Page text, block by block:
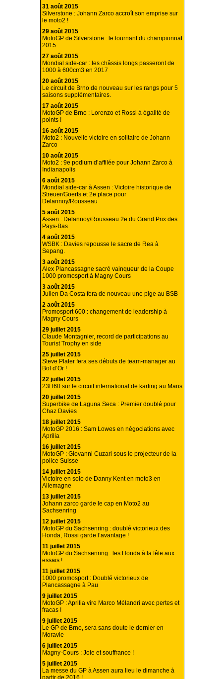
31 août 2015
Silverstone : Johann Zarco accroît son emprise sur
le moto2 !
29 août 2015
MotoGP de Silverstone : le tournant du championnat
2015
27 août 2015
Mondial side-car : les châssis longs passeront de
1000 à 600cm3 en 2017
20 août 2015
Le circuit de Brno de nouveau sur les rangs pour 5
saisons supplémentaires.
17 août 2015
MotoGP de Brno : Lorenzo et Rossi à égalité de
points !
16 août 2015
Moto2 : Nouvelle victoire en solitaire de Johann
Zarco
10 août 2015
Moto2 : 9e podium d’affilée pour Johann Zarco à
Indianapolis
6 août 2015
Mondial side-car à Assen : Victoire historique de
Streuer/Goerts et 2e place pour
Delannoy/Rousseau
5 août 2015
Assen : Delannoy/Rousseau 2e du Grand Prix des
Pays-Bas
4 août 2015
WSBK : Davies repousse le sacre de Rea à
Sepang.
3 août 2015
Alex Plancassagne sacré vainqueur de la Coupe
1000 promosport à Magny Cours
3 août 2015
Julien Da Costa fera de nouveau une pige au BSB
2 août 2015
Promosport 600 : changement de leadership à
Magny Cours
29 juillet 2015
Claude Montagnier, record de participations au
Tourist Trophy en side
25 juillet 2015
Steve Plater fera ses débuts de team-manager au
Bol d’Or !
22 juillet 2015
23H60 sur le circuit international de karting au Mans
20 juillet 2015
Superbike de Laguna Seca : Premier doublé pour
Chaz Davies
18 juillet 2015
MotoGP 2016 : Sam Lowes en négociations avec
Aprilia
16 juillet 2015
MotoGP : Giovanni Cuzari sous le projecteur de la
police Suisse
14 juillet 2015
Victoire en solo de Danny Kent en moto3 en
Allemagne
13 juillet 2015
Johann zarco garde le cap en Moto2 au
Sachsenring
12 juillet 2015
MotoGP du Sachsenring : doublé victorieux des
Honda, Rossi garde l’avantage !
11 juillet 2015
MotoGP du Sachsenring : les Honda à la fête aux
essais !
11 juillet 2015
1000 promosport : Doublé victorieux de
Plancassagne à Pau
9 juillet 2015
MotoGP : Aprilia vire Marco Mélandri avec pertes et
fracas !
9 juillet 2015
Le GP de Brno, sera sans doute le dernier en
Moravie
6 juillet 2015
Magny-Cours : Joie et souffrance !
5 juillet 2015
La messe du GP à Assen aura lieu le dimanche à
partir de 2016 !